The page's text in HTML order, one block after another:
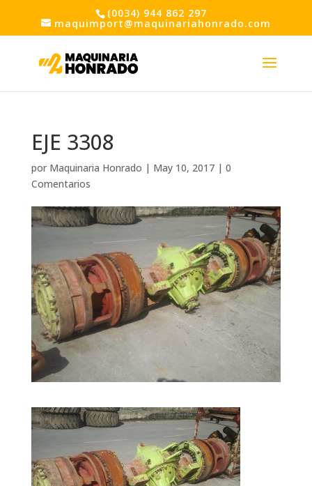
(0034) 944 862 297
maquimport@maquinariahonrado.com
EJE 3308
por Maquinaria Honrado | May 10, 2017| 0
Comentarios